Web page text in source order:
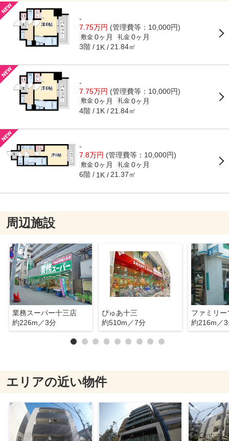
-
7.75万円 (管理費等：10,000円)
敷金 0ヶ月 礼金 0ヶ月
3階 1K 21.84㎡
-
7.75万円 (管理費等：10,000円)
敷金 0ヶ月 礼金 0ヶ月
4階 1K 21.84㎡
-
7.8万円 (管理費等：10,000円)
敷金 0ヶ月 礼金 0ヶ月
6階 1K 21.37㎡
周辺施設
業務スーパー十三店
約226m／3分
ぴゅあ十三
約510m／7分
約216m／
エリアの近い物件